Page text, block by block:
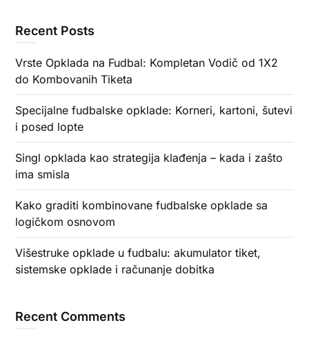
Recent Posts
Vrste Opklada na Fudbal: Kompletan Vodič od 1X2
do Kombovanih Tiketa
Specijalne fudbalske opklade: Korneri, kartoni, šutevi
i posed lopte
Singl opklada kao strategija klađenja – kada i zašto
ima smisla
Kako graditi kombinovane fudbalske opklade sa
logičkom osnovom
Višestruke opklade u fudbalu: akumulator tiket,
sistemske opklade i računanje dobitka
Recent Comments